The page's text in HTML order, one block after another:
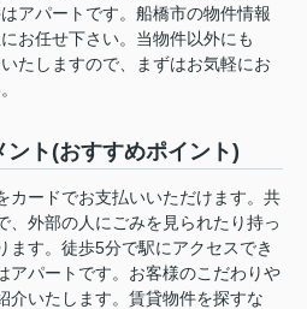
アパートです。船橋市の物件情報
お任せ下さい。当物件以外にも
たしますので、まずはお気軽にお
ト(おすすめポイント)
カードでお支払いいただけます。共
、外部の人にごみを見られたり持っ
ます。徒歩5分で駅にアクセスでき
アパートです。お客様のこだわりや
介いたします。賃貸物件を探すな